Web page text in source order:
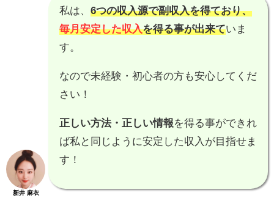
新井 麻衣
私は、 6つの収入源で副収入を得ており、
毎月安定した収入を得る事が出来ていま
す。
なので未経験・初心者の方も安心してくだ
さい！
正しい方法・正しい情報を得る事ができれ
ば私と同じように安定した収入が目指せま
す！